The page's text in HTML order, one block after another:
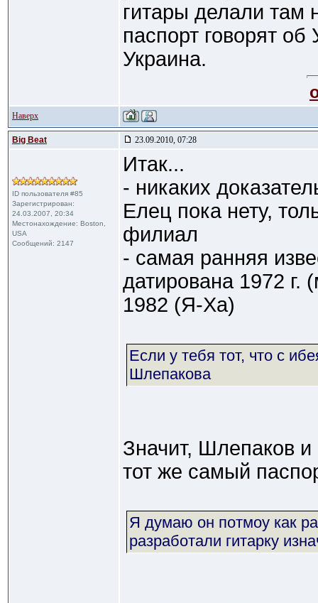
гитары делали там
паспорт говорят
Украина.
Наверх
Big Beat 23.09.2010, 07:28
ID пользователя #85
Зарегистрирован:
24.03.2007, 20:34
Местонахождение: Boston,
USA
Сообщений: 2147
Итак...
- никаких
Елец пока нету,
филиал
- самая ранняя
датирована 1972 г.
1982 (Я-Ха)
Если у тебя тот, что с
Шлепакова
Значит, Шлепаков и
тот же самый
Я думаю он потмоу как
разработали гитарку